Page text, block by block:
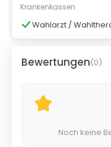
Krankenkassen
Wahlarzt /
Bewertungen(0)
Noch keine